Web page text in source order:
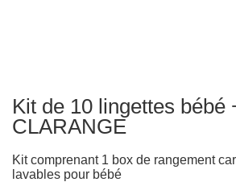
Kit de 10 lingettes bébé
CLARANGE
Kit comprenant 1 box de rangement
lavables pour bébé